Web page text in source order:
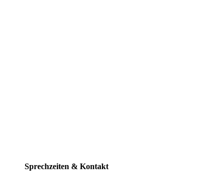
Sprechzeiten & Kontakt